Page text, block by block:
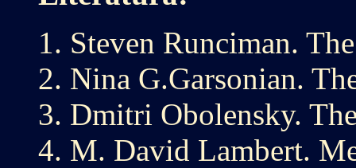
Steven Runciman.
Nina G.Garsonian.
Dmitri Obolensky.
M. David Lambert.